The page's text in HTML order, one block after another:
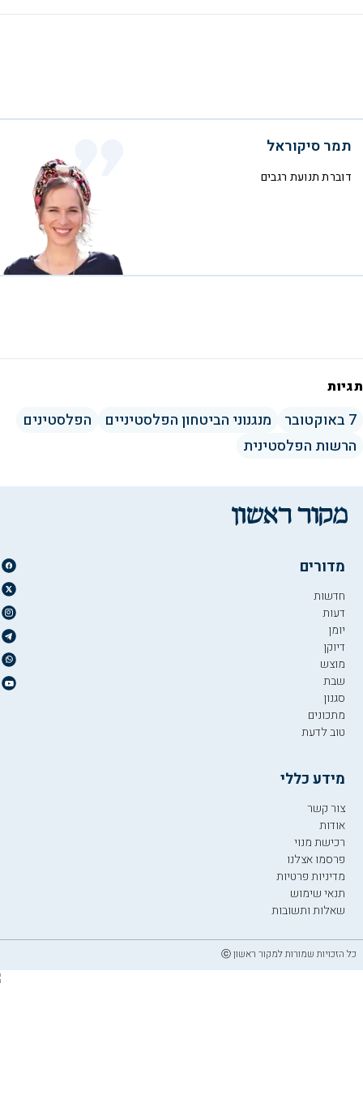
תמר סיקוראל
דוברת תנועת רגבים
תגיות
7 באוקטובר מנגנוני הביטחון הפלסטיניים
הפלסטינים
הרשות הפלסטינית
מדורים
חדשות
דעות
יומן
דיוקן
מוצש
שבת
סגנון
מתכונים
טוב לדעת
מידע כללי
צור קשר
אודות
רכישת מנוי
פרסמו אצלנו
מדיניות פרטיות
תנאי שימוש
שאלות ותשובות
כל הזכויות שמורות למקור ראשון ⓒ